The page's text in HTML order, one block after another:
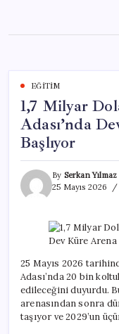
content
EĞITIM
1,7 Milyar
Adası’nda
Başlıyor
By Serkan Yılmaz
25 Mayıs 2026
25 Mayıs 2026
Adası’nda 20 bin
edileceğini duyurdu.
arenasından sonra
taşıyor ve 2029’un